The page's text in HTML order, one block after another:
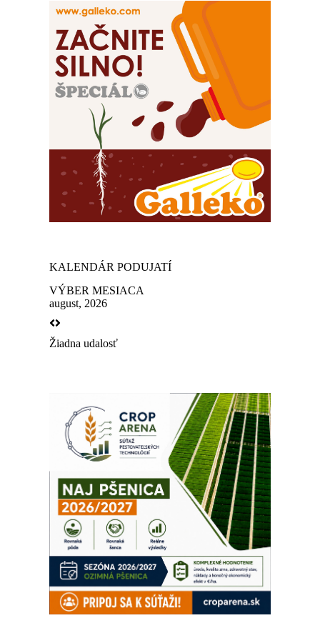
KALENDÁR PODUJATÍ
VÝBER MESIACA
august, 2026
Žiadna udalosť